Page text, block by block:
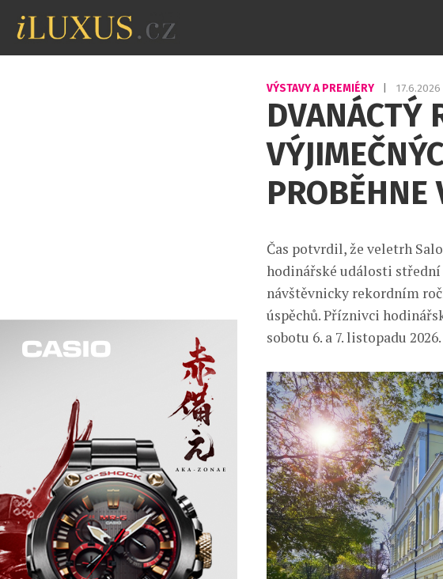
VÝSTAVY A PREMIÉRY 17.6.2026
DVANÁCTÝ
PROBĚHNE
Čas potvrdil, že veletrh
hodinářské události střední
návštěvnicky rekordním
úspěchů. Příznivci
sobotu 6. a 7. listopadu 2026.